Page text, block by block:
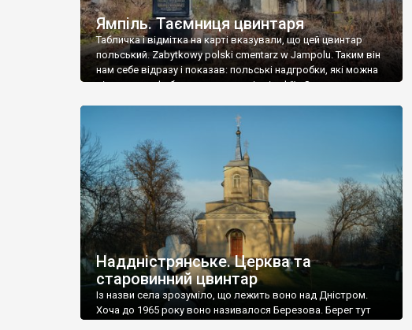
Ямпіль. Таємниця цвинтаря
Табличка і відмітка на карті вказували, що цей цвинтар
польський. Zabytkowy polski cmentarz w Jampolu. Таким він
нам себе відразу і показав: польські надгробки, які можна
віднести до фабричних, польські епітафії… Загалом цвинтар
виявилося більше семи гектарів. Перше враження про
абсолютну звичайність польського цвинтаря виявилося
оманливим – […]
Наддністрянське. Церква та
старовинний цвинтар
Із назви села зрозуміло, що лежить воно над Дністром.
Хоча до 1965 року воно називалося Березова. Берег тут